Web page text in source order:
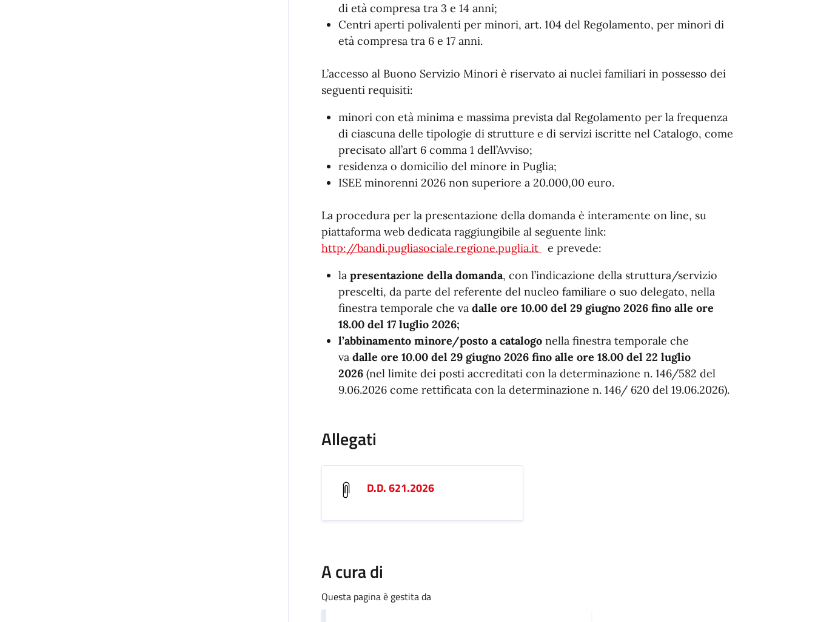
di età compresa tra 3 e 14 anni;
Centri aperti polivalenti per minori, art. 104 del Regolamento, per minori di
età compresa tra 6 e 17 anni.
L’accesso al Buono Servizio Minori è riservato ai nuclei familiari in possesso dei
seguenti requisiti:
minori con età minima e massima prevista dal Regolamento per la frequenza
di ciascuna delle tipologie di strutture e di servizi iscritte nel Catalogo, come
precisato all’art 6 comma 1 dell’Avviso;
residenza o domicilio del minore in Puglia;
ISEE minorenni 2026 non superiore a 20.000,00 euro.
La procedura per la presentazione della domanda è interamente on line, su
piattaforma web dedicata raggiungibile al seguente link:
http://bandi.pugliasociale.regione.puglia.it
e prevede:
la presentazione della domanda, con l’indicazione della struttura/servizio
prescelti, da parte del referente del nucleo familiare o suo delegato, nella
finestra temporale che va dalle ore 10.00 del 29 giugno 2026 fino alle ore
18.00 del 17 luglio 2026;
l’abbinamento minore/posto a catalogonella finestra temporale che
va dalle ore 10.00 del 29 giugno 2026 fino alle ore 18.00 del 22 luglio
2026(nel limite dei posti accreditati con la determinazione n. 146/582 del
9.06.2026 come rettificata con la determinazione n. 146/ 620 del 19.06.2026).
Allegati
D.D. 621.2026
A cura di
Questa pagina è gestita da